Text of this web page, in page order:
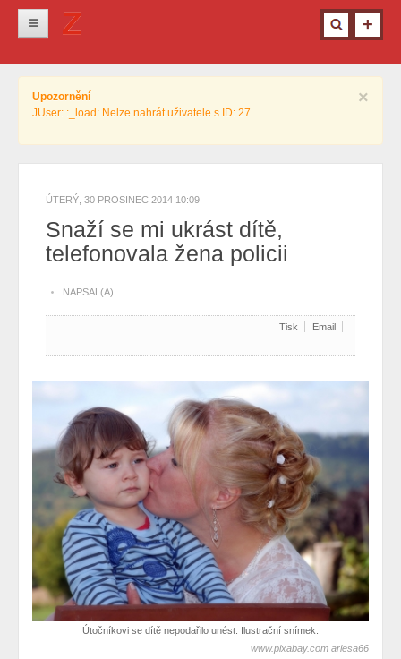
Krimi
Info z města
Pro ženy
Ostatní
×
Upozornění
JUser: :_load: Nelze nahrát uživatele s ID: 27
ÚTERÝ, 30 PROSINEC 2014 10:09
Snaží se mi ukrást dítě,
telefonovala žena policii
NAPSAL(A)
Tisk Email
Útočníkovi se dítě nepodařilo unést. Ilustrační snímek.
www.pixabay.com ariesa66